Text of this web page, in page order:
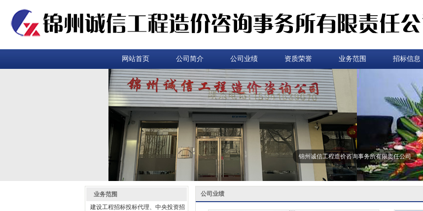
网站首页 公司简介 公司业绩 资质荣誉 业务范围 招标信息
锦州诚信工程造价咨询事务所有限责任公司
业务范围
建设工程招标投标代理、中央投资招
公司业绩